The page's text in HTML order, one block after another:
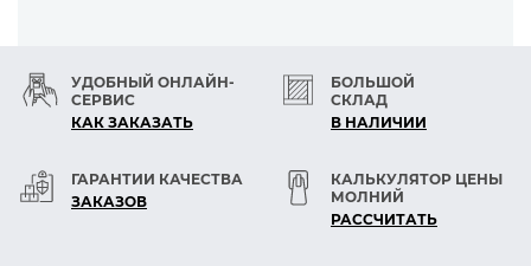
УДОБНЫЙ ОНЛАЙН-
СЕРВИС
КАК ЗАКАЗАТЬ
БОЛЬШОЙ
СКЛАД
В НАЛИЧИИ
ГАРАНТИИ КАЧЕСТВА
ЗАКАЗОВ
КАЛЬКУЛЯТОР ЦЕНЫ
МОЛНИЙ
РАСCЧИТАТЬ